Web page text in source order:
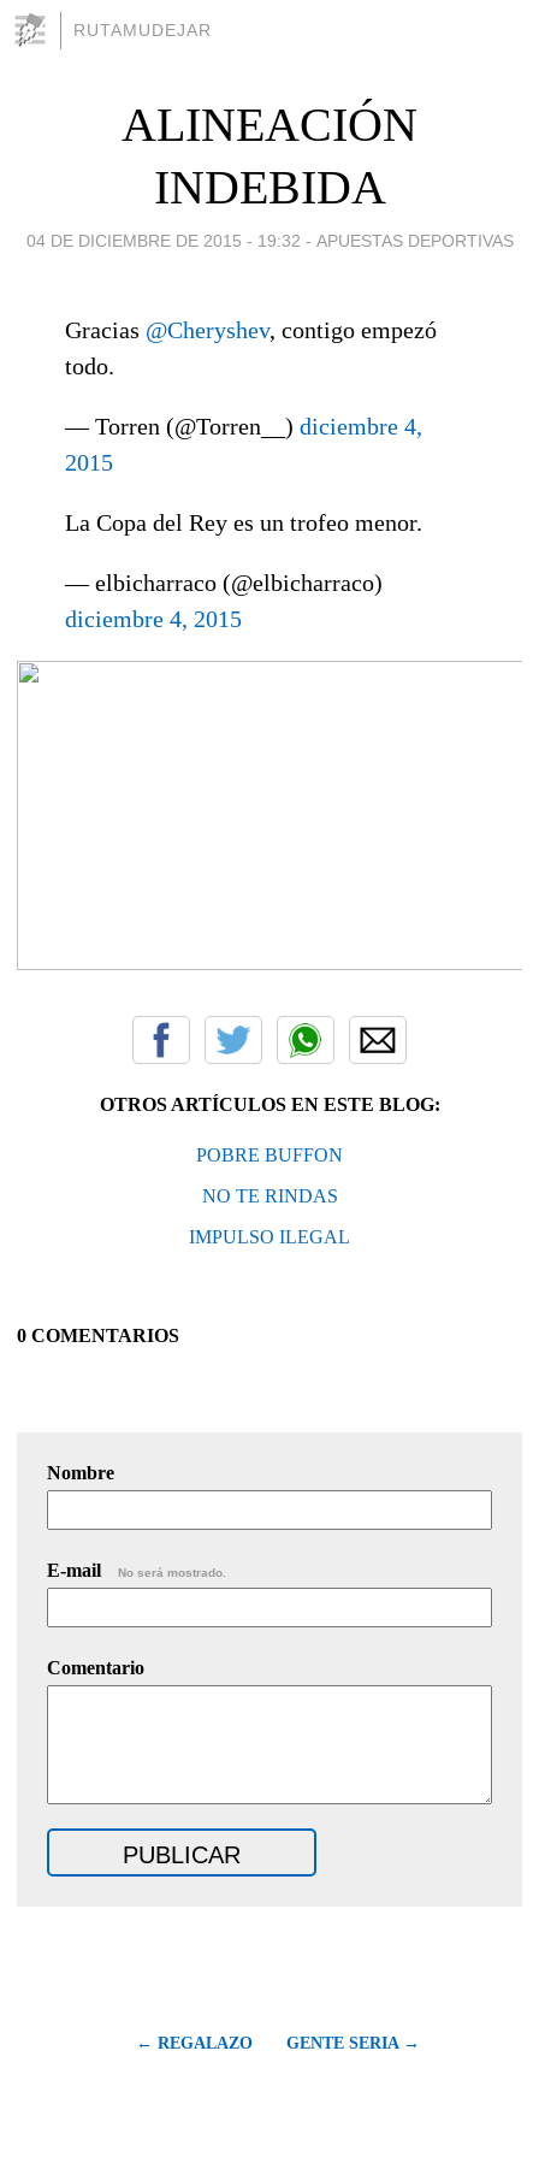
RUTAMUDEJAR
ALINEACIÓN
INDEBIDA
04 DE DICIEMBRE DE 2015 - 19:32 - APUESTAS DEPORTIVAS
Gracias @Cheryshev, contigo empezó
todo.
— Torren (@Torren__) diciembre 4,
2015
La Copa del Rey es un trofeo menor.
— elbicharraco (@elbicharraco)
diciembre 4, 2015
OTROS ARTÍCULOS EN ESTE BLOG:
POBRE BUFFON
NO TE RINDAS
IMPULSO ILEGAL
0 COMENTARIOS
Nombre
E-mail No será mostrado.
Comentario
← REGALAZO GENTE SERIA →